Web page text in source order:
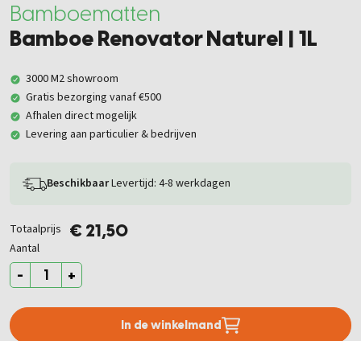
Bamboematten
Bamboe Renovator Naturel | 1L
3000 M2 showroom
Gratis bezorging vanaf €500
Afhalen direct mogelijk
Levering aan particulier & bedrijven
BeschikbaarLevertijd: 4-8 werkdagen
Totaalprijs € 21,50
Aantal
- +
In de winkelmand